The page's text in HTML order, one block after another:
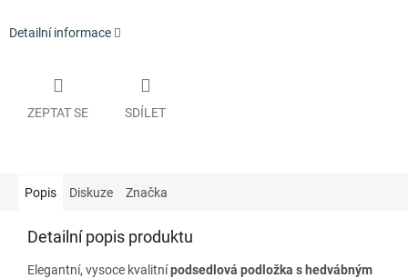
Detailní informace
ZEPTAT SE SDÍLET
Popis Diskuze Značka
Detailní popis produktu
Elegantní, vysoce kvalitnípodsedlová podložka s hedvábným